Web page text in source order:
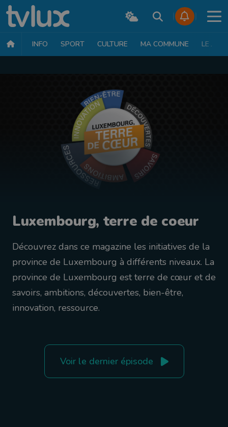
INFO SPORT CULTURE MA COMMUNE LE JT
Luxembourg, terre de coeur
Découvrez dans ce magazine les initiatives de la
province de Luxembourg à différents niveaux. La
province de Luxembourg est terre de cœur et de
savoirs, ambitions, découvertes, bien-être,
innovation, ressource.
Voir le dernier épisode